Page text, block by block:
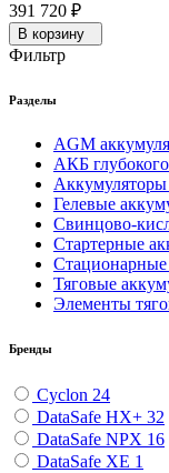
391 720 ₽
В корзину
Фильтр
Разделы
AGM
АКБ глубокого
Гелевые
Свинцово-
Стартерные
Тяговые
Элементы
Бренды
Cyclon 24
DataSafe HX+ 32
DataSafe NPX 16
DataSafe XE 1